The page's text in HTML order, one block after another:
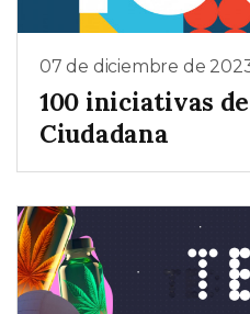
07 de diciembre de
100 iniciativas
Ciudadana